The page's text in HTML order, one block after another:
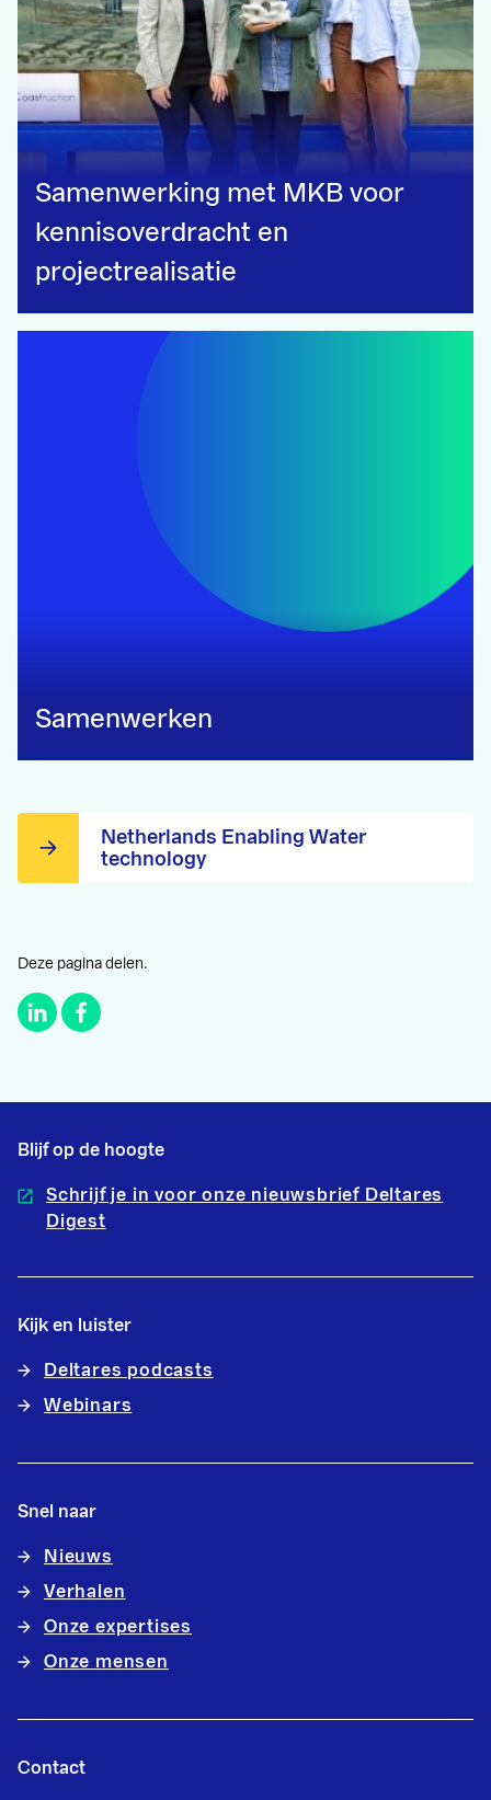
Samenwerking met MKB voor
kennisoverdracht en
projectrealisatie
Samenwerken
Netherlands Enabling Water
technology
Deze pagina delen.
Blijf op de hoogte
Schrijf je in voor onze nieuwsbrief Deltares
Digest
Kijk en luister
Deltares podcasts
Webinars
Snel naar
Nieuws
Verhalen
Onze expertises
Onze mensen
Contact